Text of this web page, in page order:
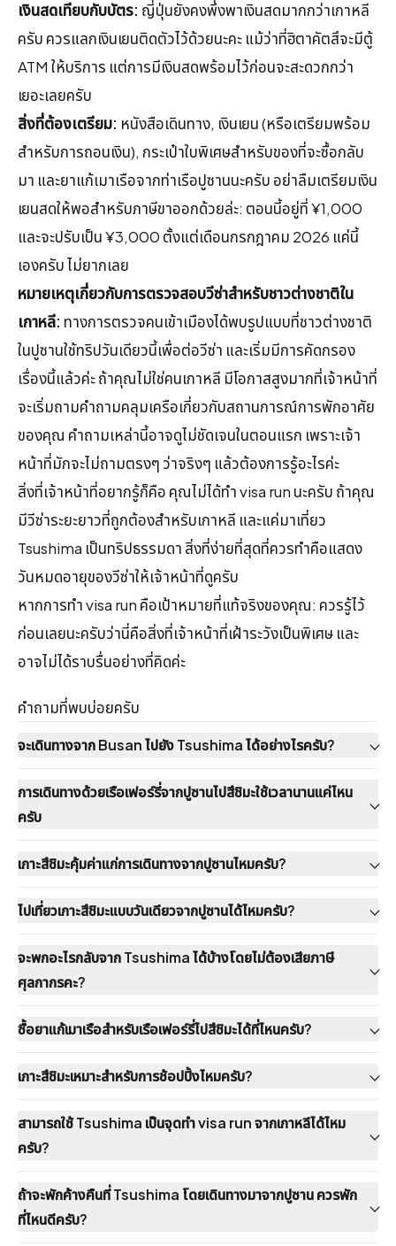
เงินสดเทียบกับบัตร: ญี่ปุ่นยังคงพึ่งพาเงินสดมากกว่าเกาหลี
ครับ ควรแลกเงินเยนติดตัวไว้ด้วยนะคะ แม้ว่าที่ฮิตาคัตสึจะมีตู้
ATM ให้บริการ แต่การมีเงินสดพร้อมไว้ก่อนจะสะดวกกว่า
เยอะเลยครับ
สิ่งที่ต้องเตรียม: หนังสือเดินทาง, เงินเยน (หรือเตรียมพร้อม
สำหรับการถอนเงิน), กระเป๋าใบพิเศษสำหรับของที่จะซื้อกลับ
มา และยาแก้เมาเรือจากท่าเรือปูซานนะครับ อย่าลืมเตรียมเงิน
เยนสดให้พอสำหรับภาษีขาออกด้วยล่ะ: ตอนนี้อยู่ที่ ¥1,000
และจะปรับเป็น ¥3,000 ตั้งแต่เดือนกรกฎาคม 2026 แค่นี้
เองครับ ไม่ยากเลย
หมายเหตุเกี่ยวกับการตรวจสอบวีซ่าสำหรับชาวต่างชาติใน
เกาหลี: ทางการตรวจคนเข้าเมืองได้พบรูปแบบที่ชาวต่างชาติ
ในปูซานใช้ทริปวันเดียวนี้เพื่อต่อวีซ่า และเริ่มมีการคัดกรอง
เรื่องนี้แล้วค่ะ ถ้าคุณไม่ใช่คนเกาหลี มีโอกาสสูงมากที่เจ้าหน้าที่
จะเริ่มถามคำถามคลุมเครือเกี่ยวกับสถานการณ์การพักอาศัย
ของคุณ คำถามเหล่านี้อาจดูไม่ชัดเจนในตอนแรก เพราะเจ้า
หน้าที่มักจะไม่ถามตรงๆ ว่าจริงๆ แล้วต้องการรู้อะไรค่ะ
สิ่งที่เจ้าหน้าที่อยากรู้ก็คือ คุณไม่ได้ทำ visa run นะครับ ถ้าคุณ
มีวีซ่าระยะยาวที่ถูกต้องสำหรับเกาหลี และแค่มาเที่ยว
Tsushima เป็นทริปธรรมดา สิ่งที่ง่ายที่สุดที่ควรทำคือแสดง
วันหมดอายุของวีซ่าให้เจ้าหน้าที่ดูครับ
หากการทำ visa run คือเป้าหมายที่แท้จริงของคุณ: ควรรู้ไว้
ก่อนเลยนะครับว่านี่คือสิ่งที่เจ้าหน้าที่เฝ้าระวังเป็นพิเศษ และ
อาจไม่ได้ราบรื่นอย่างที่คิดค่ะ
คำถามที่พบบ่อยครับ
จะเดินทางจาก Busan ไปยัง Tsushima ได้อย่างไรครับ?
การเดินทางด้วยเรือเฟอร์รี่จากปูซานไปสึชิมะใช้เวลานานแค่ไหน
ครับ
เกาะสึชิมะคุ้มค่าแก่การเดินทางจากปูซานไหมครับ?
ไปเที่ยวเกาะสึชิมะแบบวันเดียวจากปูซานได้ไหมครับ?
จะพกอะไรกลับจาก Tsushima ได้บ้างโดยไม่ต้องเสียภาษี
ศุลกากรคะ?
ซื้อยาแก้เมาเรือสำหรับเรือเฟอร์รี่ไปสึชิมะได้ที่ไหนครับ?
เกาะสึชิมะเหมาะสำหรับการช้อปปิ้งไหมครับ?
สามารถใช้ Tsushima เป็นจุดทำ visa run จากเกาหลีได้ไหม
ครับ?
ถ้าจะพักค้างคืนที่ Tsushima โดยเดินทางมาจากปูซาน ควรพัก
ที่ไหนดีครับ?